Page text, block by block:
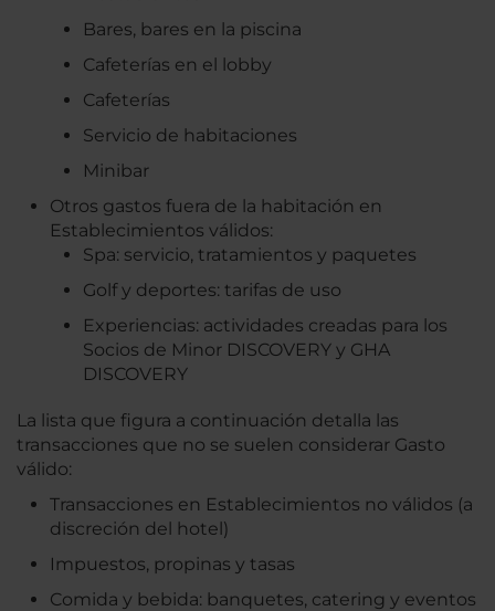
Bares, bares en la piscina
Cafeterías en el lobby
Cafeterías
Servicio de habitaciones
Minibar
Otros gastos fuera de la habitación en
Establecimientos válidos:
Spa: servicio, tratamientos y paquetes
Golf y deportes: tarifas de uso
Experiencias: actividades creadas para los
Socios de Minor DISCOVERY y GHA
DISCOVERY
La lista que figura a continuación detalla las
transacciones que no se suelen considerar Gasto
válido:
Transacciones en Establecimientos no válidos (a
discreción del hotel)
Impuestos, propinas y tasas
Comida y bebida: banquetes, catering y eventos